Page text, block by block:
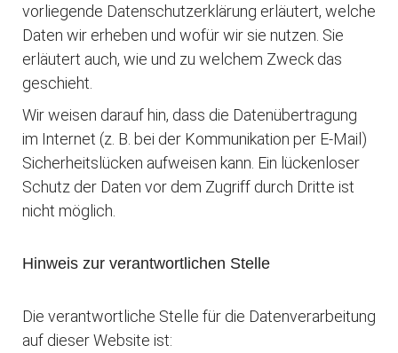
vorliegende Datenschutzerklärung erläutert, welche
Daten wir erheben und wofür wir sie nutzen. Sie
erläutert auch, wie und zu welchem Zweck das
geschieht.
Wir weisen darauf hin, dass die Datenübertragung
im Internet (z. B. bei der Kommunikation per E-Mail)
Sicherheitslücken aufweisen kann. Ein lückenloser
Schutz der Daten vor dem Zugriff durch Dritte ist
nicht möglich.
Hinweis zur verantwortlichen Stelle
Die verantwortliche Stelle für die Datenverarbeitung
auf dieser Website ist: